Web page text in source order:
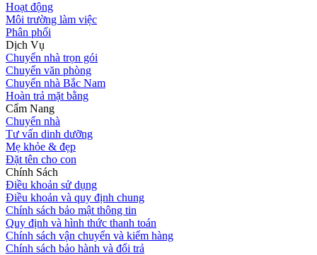
Hoạt động
Môi trường làm việc
Phân phối
Dịch Vụ
Chuyển nhà trọn gói
Chuyển văn phòng
Chuyển nhà Bắc Nam
Hoàn trả mặt bằng
Cẩm Nang
Chuyển nhà
Tư vấn dinh dưỡng
Mẹ khỏe & đẹp
Đặt tên cho con
Chính Sách
Điều khoản sử dụng
Điều khoản và quy định chung
Chính sách bảo mật thông tin
Quy định và hình thức thanh toán
Chính sách vận chuyển và kiểm hàng
Chính sách bảo hành và đổi trả